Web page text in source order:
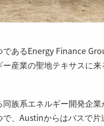
あるEnergy Finance
産業の聖地テキサスに
族系エネルギー開発企
、Austinからはバスで